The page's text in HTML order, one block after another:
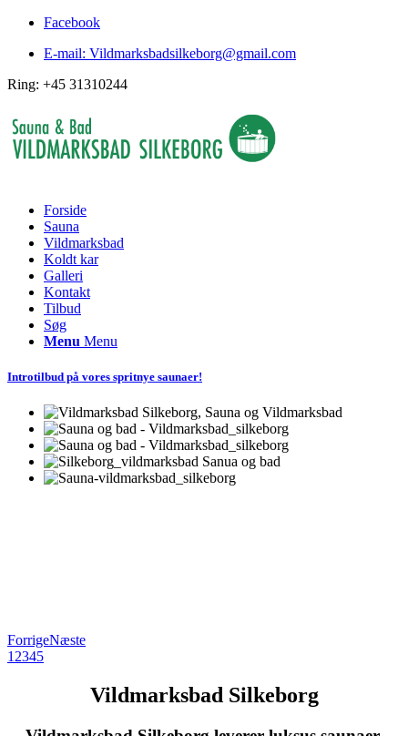
Facebook
E-mail: Vildmarksbadsilkeborg@gmail.com
Ring: +45 31310244
Forside
Sauna
Vildmarksbad
Koldt kar
Galleri
Kontakt
Tilbud
Søg
Menu Menu
Introtilbud på vores spritnye saunaer!
ForrigeNæste
1 2345
Vildmarksbad Silkeborg